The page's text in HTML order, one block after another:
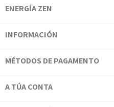
ENERGÍA ZEN
INFORMACIÓN
MÉTODOS DE PAGAMENTO
A TÚA CONTA